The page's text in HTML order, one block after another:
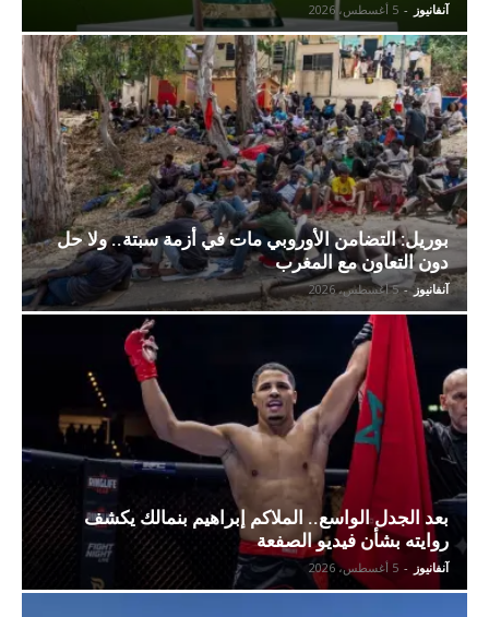
آنفانيوز - 5 أغسطس، 2026
بوريل: التضامن الأوروبي مات في أزمة سبتة.. ولا حل
دون التعاون مع المغرب
آنفانيوز - 5 أغسطس، 2026
بعد الجدل الواسع.. الملاكم إبراهيم بنمالك يكشف
روايته بشأن فيديو الصفعة
آنفانيوز - 5 أغسطس، 2026